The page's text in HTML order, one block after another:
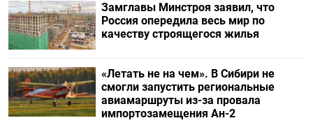
Замглавы Минстроя заявил, что
Россия опередила весь мир по
качеству строящегося жилья
«Летать не на чем». В Сибири не
смогли запустить региональные
авиамаршруты из-за провала
импортозамещения Ан-2